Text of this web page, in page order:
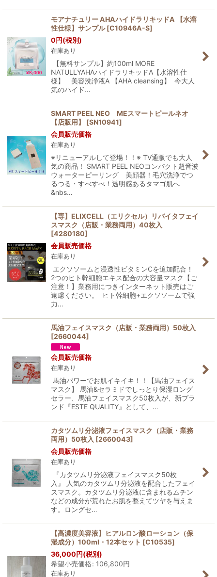
モアナチュリー AHAハイドラリキッドA 【水溶
性仕様】サンプル [C10946A-S]
0円(税別)
在庫あり
【無料サンプル】約100ml MORE
NATULLYAHAハイドラリキッドA【水溶性仕
様】 美容洗浄液A 【AHA cleansing】 今大人
気のハイド…
SMART PEEL NEO MEスマートピールネオ
【店販用】
[SN10941]
会員販売価格
在庫あり
※リニューアルして登場！！※ TV通販でも大人
気の商品！ SMART PEEL NEOコンパクト超音波
ウォーターピーリング 美顔器！毛穴洗浄でつ
るつる・すべすべ！透明感あるタマゴ肌へ
&nbs…
【専】ELIXCELL（エリクセル）リバイタフェイ
スマスク（店販・業務両用）40枚入
[4280180]
会員販売価格
在庫あり
エクソソームと浸透性ビタミンCを追加配合！
2つのヒト幹細胞エキス配合の大容量マスク【ご
注意！】業務用につきインターネット販売はご
遠慮ください。 ヒト幹細胞+エクソソームで強
力…
馬油フェイスマスク（店販・業務両用）50枚入
[2660044]
会員販売価格
在庫あり
馬油パワーでお肌イキイキ！！【馬油フェイス
マスク】 馬油&セラミドでしっとり保湿ロング
セラー、馬油フェイスマスク50枚入が、新ブラ
ンド『ESTE QUALITY』として、…
カタツムリ分泌液フェイスマスク（店販・業務
両用）50枚入 [2660043]
会員販売価格
在庫あり
『カタツムリ分泌液フェイスマスク50枚
入』 人気のカタツムリ分泌液を配合したフェイ
スマスク。カタツムリ分泌液に含まれるムチン
などの成分が荒れたお肌を整えてツヤを与えま
す。ロングセ…
【高濃度美容液】ヒアルロン酸ローション（保
湿成分）100ml・12本セット [C10535]
36,000円(税別)
希望小売価格: 106,800円
在庫あり